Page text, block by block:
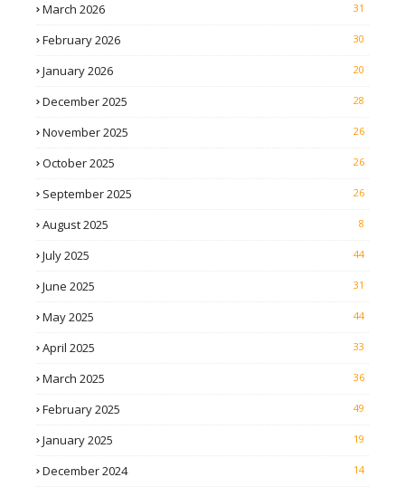
March 2026 31
February 2026 30
January 2026 20
December 2025 28
November 2025 26
October 2025 26
September 2025 26
August 2025 8
July 2025 44
June 2025 31
May 2025 44
April 2025 33
March 2025 36
February 2025 49
January 2025 19
December 2024 14